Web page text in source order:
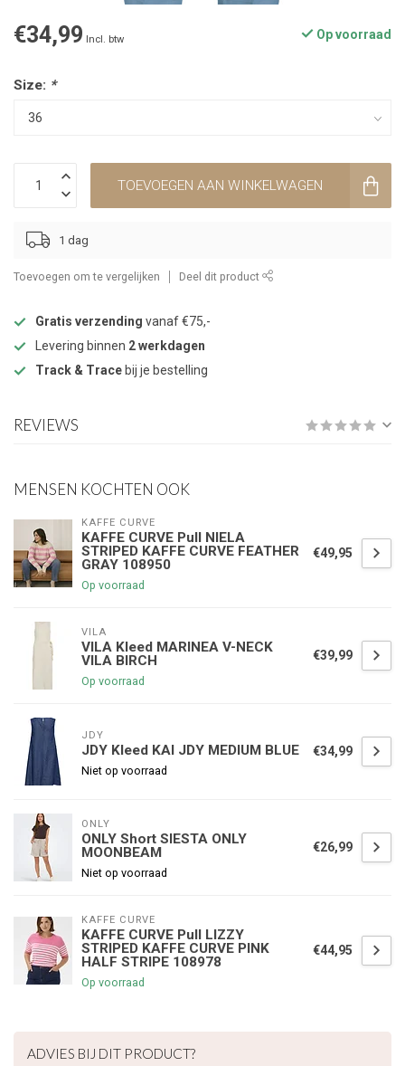
€34,99 Incl. btw Op voorraad
Size: *
TOEVOEGEN AAN WINKELWAGEN
1 dag
Toevoegen om te vergelijken Deel dit product
Gratis verzending vanaf €75,-
Levering binnen 2 werkdagen
Track & Trace bij je bestelling
REVIEWS
MENSEN KOCHTEN OOK
KAFFE CURVE
KAFFE CURVE Pull NIELA
STRIPED KAFFE CURVE FEATHER
GRAY 108950
Op voorraad
€49,95
VILA
VILA Kleed MARINEA V-NECK
VILA BIRCH
Op voorraad
€39,99
JDY
JDY Kleed KAI JDY MEDIUM BLUE
Niet op voorraad
€34,99
ONLY
ONLY Short SIESTA ONLY
MOONBEAM
Niet op voorraad
€26,99
KAFFE CURVE
KAFFE CURVE Pull LIZZY
STRIPED KAFFE CURVE PINK
HALF STRIPE 108978
Op voorraad
€44,95
ADVIES BIJ DIT PRODUCT?